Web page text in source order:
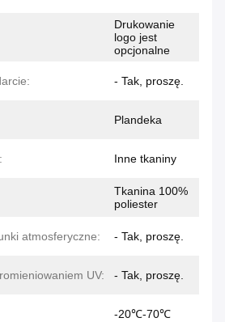
Drukowanie
logo jest
opcjonalne
- Tak, proszę.
Plandeka
Inne tkaniny
Tkanina 100%
poliester
atmosferyczne: - Tak, proszę.
UV: - Tak, proszę.
-20℃-70℃